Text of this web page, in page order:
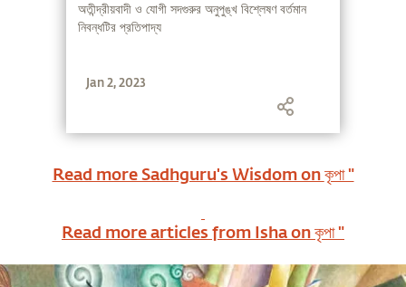
অতীন্দ্রীয়বাদী ও যোগী সদগুরুর অনুপুঙ্খ বিশ্লেষণ বর্তমান
নিবন্ধটির প্রতিপাদ্য
Jan 2, 2023
Read more Sadhguru's Wisdom onকৃপা "
Read more articles from Isha onকৃপা "